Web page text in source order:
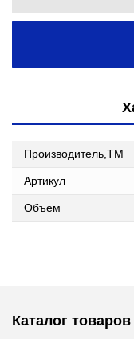
Производитель,ТМ
Артикул
Объем
Каталог товаров